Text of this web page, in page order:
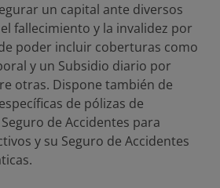
un capital ante diversos
fallecimiento y la invalidez por
poder incluir coberturas como
y un Subsidio diario por
otras. Dispone también de
de pólizas de
de Accidentes para
y su Seguro de Accidentes